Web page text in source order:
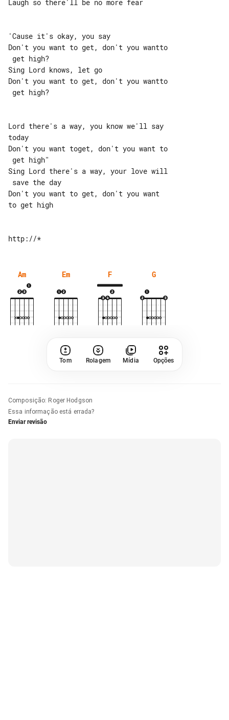
Laugh so there'll be no more fear
'Cause it's okay, you say
Don't you want to get, don't you wantto
Sing Lord knows, let go
Don't you want to get, don't you wantto
Lord there's a way, you know we'll say
today
Don't you want toget, don't you want to
Sing Lord there's a way, your love will
Don't you want to get, don't you want
to get high
Am Em F G
Tom Rolagem Mídia Opções
Composição: Roger Hodgson
Essa informação está errada?
Enviar revisão